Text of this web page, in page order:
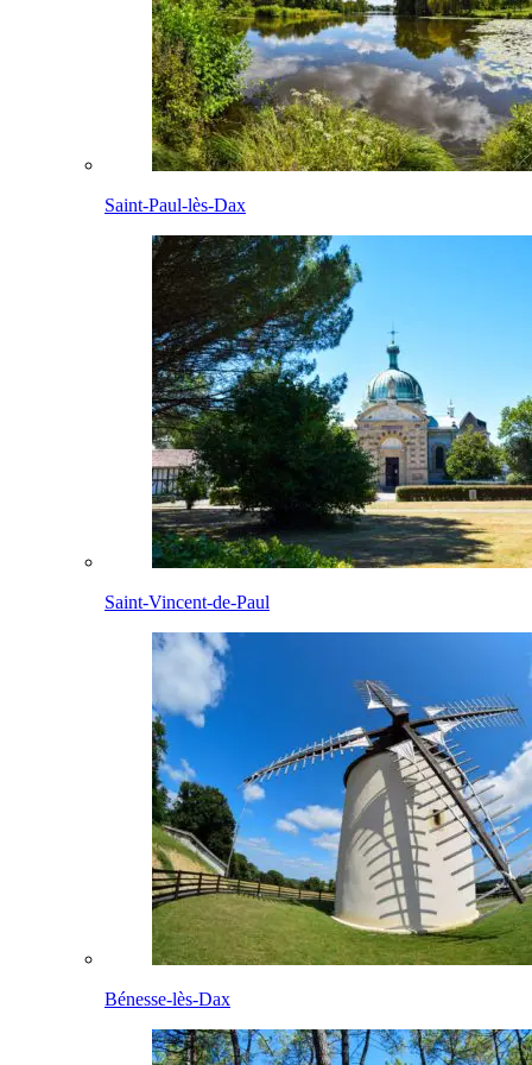
Saint-Paul-lès-Dax
Saint-Vincent-de-Paul
Bénesse-lès-Dax